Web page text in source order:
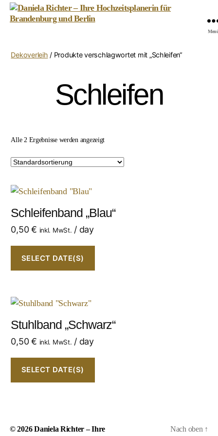
-
Ihre
Dekoverleih / Produkte verschlagwortet mit „Schleifen“
Schleifen
Alle 2 Ergebnisse werden angezeigt
Schleifenband „Blau“
0,50€ inkl. MwSt. / day
SELECT DATE(S)
Stuhlband „Schwarz“
0,50€ inkl. MwSt. / day
SELECT DATE(S)
© 2026Daniela Richter – Ihre Nach oben ↑